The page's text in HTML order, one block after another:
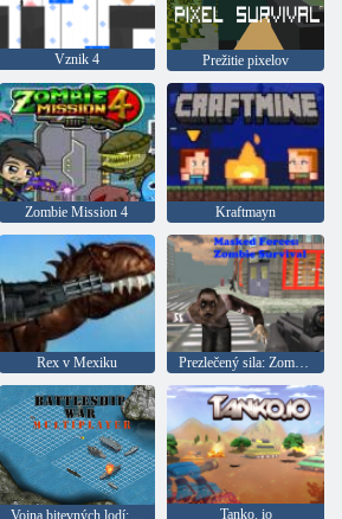
Vznik 4 Prežitie pixelov
Zombie Mission 4 Kraftmayn
Rex v Mexiku Prezlečený sila: Zombie Survival
Tanko. io